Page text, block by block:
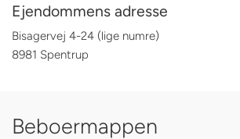
Ejendommens adresse
Bisagervej 4-24 (lige numre)
8981 Spentrup
Beboermappen